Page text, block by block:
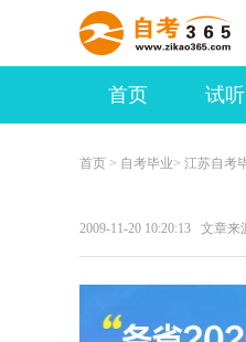
首页 试听
首页 > 自考毕业> 江苏自考
2009-11-20 10:20:13 文章